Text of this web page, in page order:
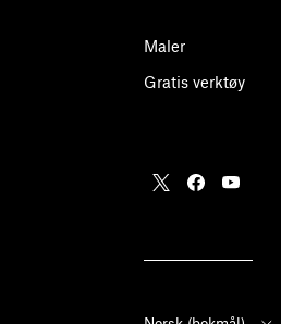
Maler
Gratis verktøy